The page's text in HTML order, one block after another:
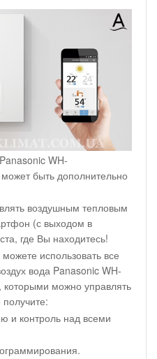
WH-
быть дополнительно
воздушным тепловым
(с выходом в
где Вы находитесь!
использовать все
вода Panasonic WH-
можно управлять
и контроль над всеми